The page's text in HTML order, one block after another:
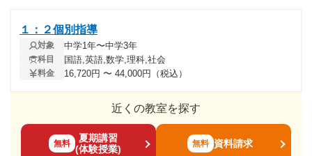
１：２個別指導
対象 中学1年〜中学3年
科目 国語,英語,数学,理科,社会
料金 16,720円 〜 44,000円（税込）
近くの教室を探す
無料
夏期講習
(体験授業)
無料 資料請求